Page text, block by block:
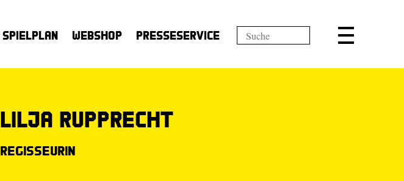
Spielplan Webshop Presseservice
Lilja Rupprecht
Regisseurin